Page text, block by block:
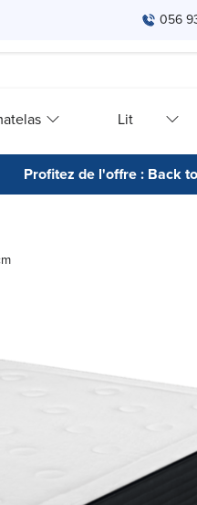
056
Lit
Profitez de l'offre : Back